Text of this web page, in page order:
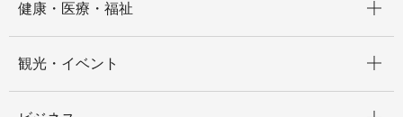
健康・医療・福祉
観光・イベント